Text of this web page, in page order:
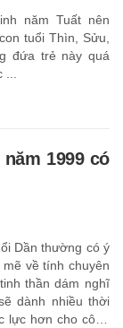
năm Tuất nên
tuổi Thìn, Sửu,
đứa trẻ này quá
1999 có
Dần thường có ý
về tính chuyên
thần dám nghĩ
dành nhiều thời
lực hơn cho công